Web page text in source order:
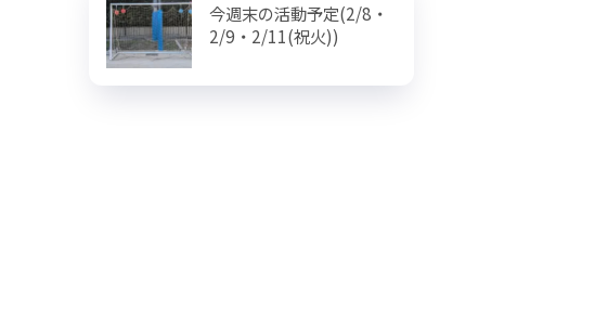
今週末の活動予定(2/8・
2/9・2/11(祝火))